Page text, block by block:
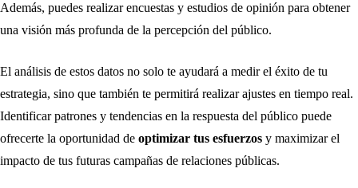
Además, puedes realizar encuestas y estudios de opinión para obtener
una visión más profunda de la percepción del público.
El análisis de estos datos no solo te ayudará a medir el éxito de tu
estrategia, sino que también te permitirá realizar ajustes en tiempo real.
Identificar patrones y tendencias en la respuesta del público puede
ofrecerte la oportunidad de optimizar tus esfuerzos y maximizar el
impacto de tus futuras campañas de relaciones públicas.